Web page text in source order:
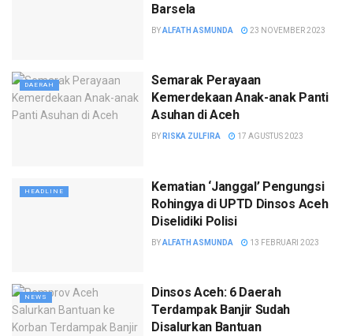
Barsela
BYALFATH ASMUNDA 23 NOVEMBER 2023
DAERAH
Semarak Perayaan
Kemerdekaan Anak-anak Panti
Asuhan di Aceh
BY RISKA ZULFIRA 17 AGUSTUS 2023
HEADLINE
Kematian ‘Janggal’ Pengungsi
Rohingya di UPTD Dinsos Aceh
Diselidiki Polisi
BYALFATH ASMUNDA 13 FEBRUARI 2023
NEWS
Dinsos Aceh: 6 Daerah
Terdampak Banjir Sudah
Disalurkan Bantuan